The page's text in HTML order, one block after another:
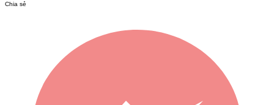
Chia sẻ